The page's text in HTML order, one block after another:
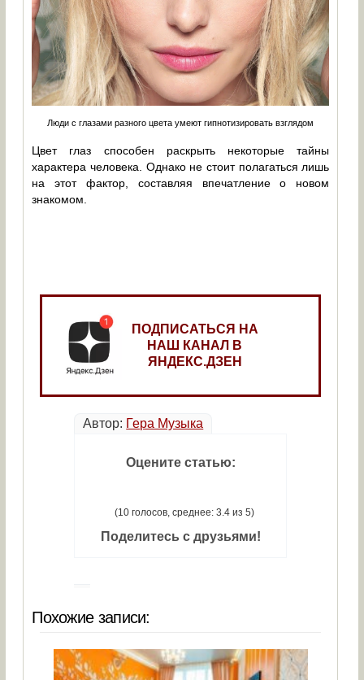
Люди с глазами разного цвета умеют гипнотизировать взглядом
Цвет глаз способен раскрыть некоторые тайны
характера человека. Однако не стоит полагаться лишь
на этот фактор, составляя впечатление о новом
знакомом.
ПОДПИСАТЬСЯ НА
НАШ КАНАЛ В
ЯНДЕКС.ДЗЕН
Автор: Гера Музыка
Оцените статью:
(10 голосов, среднее: 3.4 из 5)
Поделитесь с друзьями!
Похожие записи: